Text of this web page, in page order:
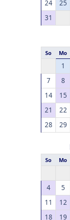
24
25
31
So Mo
1
7
8
14
15
21
22
28
29
So Mo
4
5
11
12
18
19